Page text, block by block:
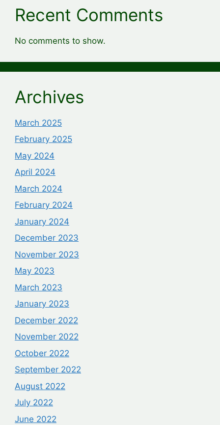
Recent Comments
No comments to show.
Archives
March 2025
February 2025
May 2024
April 2024
March 2024
February 2024
January 2024
December 2023
November 2023
May 2023
March 2023
January 2023
December 2022
November 2022
October 2022
September 2022
August 2022
July 2022
June 2022